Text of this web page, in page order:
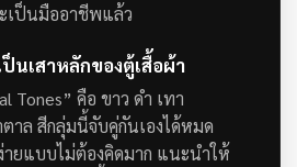
เป็นมืออาชีพแล้ว
นเสาหลักของตู้เสื้อผ้า
Tones” คือ ขาว ดำ เทา
าล สีกลุ่มนี้จับคู่กันเองได้หมด
ยแบบไม่ต้องคิดมาก แนะนำให้